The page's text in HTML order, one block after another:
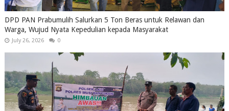
DPD PAN Prabumulih Salurkan 5 Ton Beras untuk Relawan dan
Warga, Wujud Nyata Kepedulian kepada Masyarakat
July 26, 2026 0